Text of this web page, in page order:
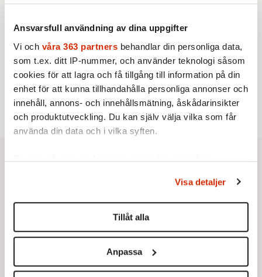
Ansvarsfull användning av dina uppgifter
Vi och våra 363 partners behandlar din personliga data,
som t.ex. ditt IP-nummer, och använder teknologi såsom
cookies för att lagra och få tillgång till information på din
enhet för att kunna tillhandahålla personliga annonser och
innehåll, annons- och innehållsmätning, åskådarinsikter
och produktutveckling. Du kan själv välja vilka som får
använda din data och i vilka syften.
Ta reda på mer om hur dina personliga uppgifter
Du kan ändra eller dra tillbaka ditt samtycke när som
helst från cookie-förklaringen.
Vi använder enhetsidentifierare för att anpassa innehållet
för sociala medier och analysera vår trafik. Vi
vidarebefordrar även sådana identifierare och annan
Visa detaljer
Tillåt alla
Anpassa
KRÖNIKA
vänstern för Agnes Wold
4.Dan Korn: Quisling, quislingar och sten i glashus
UTRIKES
5.Därför liknar Putin både tsaren och Stalin
Av: Bengt Jangfeldt
STICKET
6.Christoffer Jonsson:Inte nu igen, Vänsterpartiet!